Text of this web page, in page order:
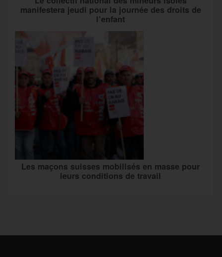
manifestera jeudi pour la journée des droits de
l’enfant
Les maçons suisses mobilisés en masse pour
leurs conditions de travail